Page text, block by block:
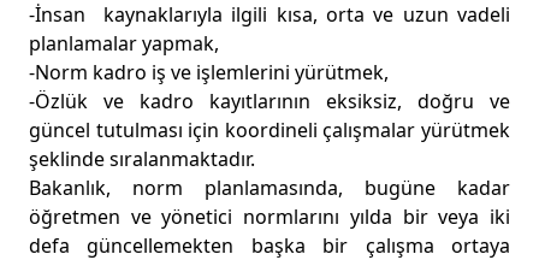
-İnsan kaynaklarıyla ilgili kısa, orta ve uzun vadeli
planlamalar yapmak,
-Norm kadro iş ve işlemlerini yürütmek,
-Özlük ve kadro kayıtlarının eksiksiz, doğru ve
güncel tutulması için koordineli çalışmalar yürütmek
şeklinde sıralanmaktadır.
Bakanlık, norm planlamasında, bugüne kadar
öğretmen ve yönetici normlarını yılda bir veya iki
defa güncellemekten başka bir çalışma ortaya